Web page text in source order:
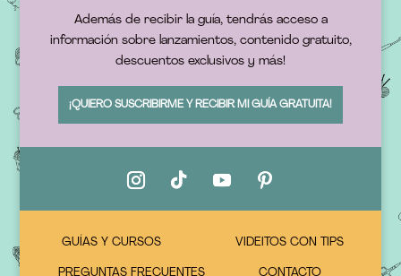
Además de recibir la guía, tendrás acceso a
información sobre lanzamientos, contenido gratuito,
descuentos exclusivos y más!
¡QUIERO SUSCRIBIRME Y RECIBIR MI GUÍA GRATUITA!
GUÍAS Y CURSOS VIDEITOS CON TIPS
PREGUNTAS FRECUENTES CONTACTO